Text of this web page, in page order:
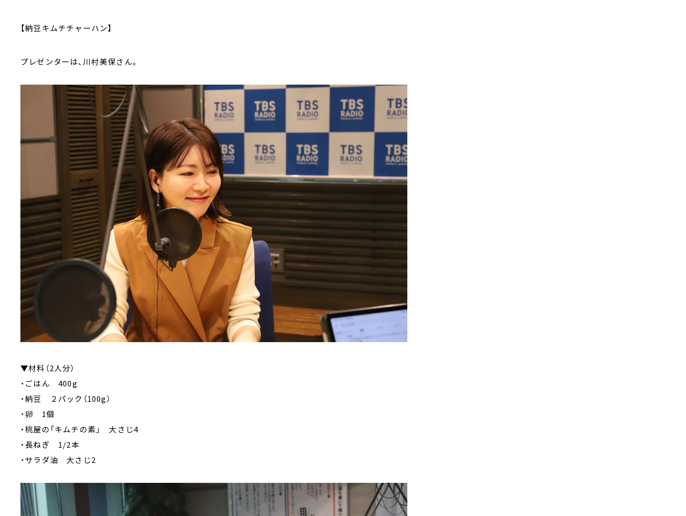
【納豆キムチチャーハン】
プレゼンターは、川村美保さん。
▼材料（2人分）
・ごはん 400g
・納豆 ２パック（100g）
・卵 1個
・桃屋の「キムチの素」 大さじ4
・長ねぎ 1/2本
・サラダ油 大さじ2